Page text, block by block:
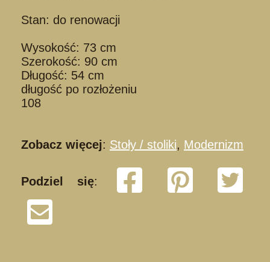
Stan: do renowacji
Wysokość: 73 cm
Szerokość: 90 cm
Długość: 54 cm
długość po rozłożeniu
108
Zobacz więcej: Stoły / stoliki, Modernizm
Podziel się: